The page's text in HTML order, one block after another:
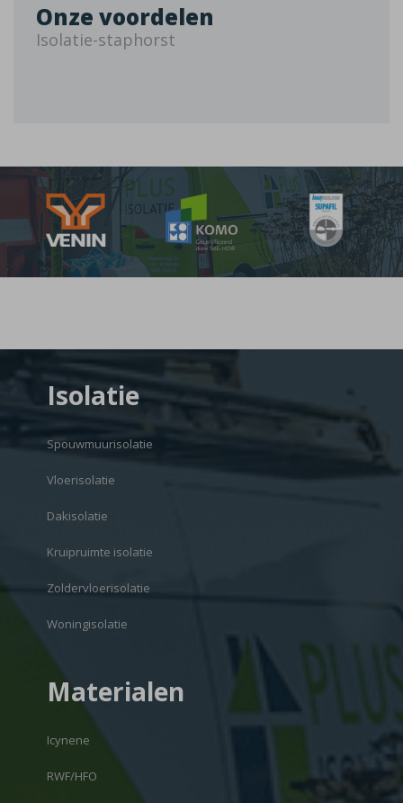
Onze voordelen
Isolatie-staphorst
Isolatie
Spouwmuurisolatie
Vloerisolatie
Dakisolatie
Kruipruimte isolatie
Zoldervloerisolatie
Woningisolatie
Materialen
Icynene
RWF/HFO